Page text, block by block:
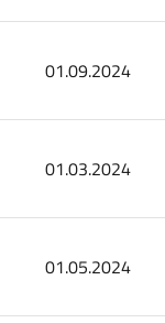
01.09.2024
01.03.2024
01.05.2024